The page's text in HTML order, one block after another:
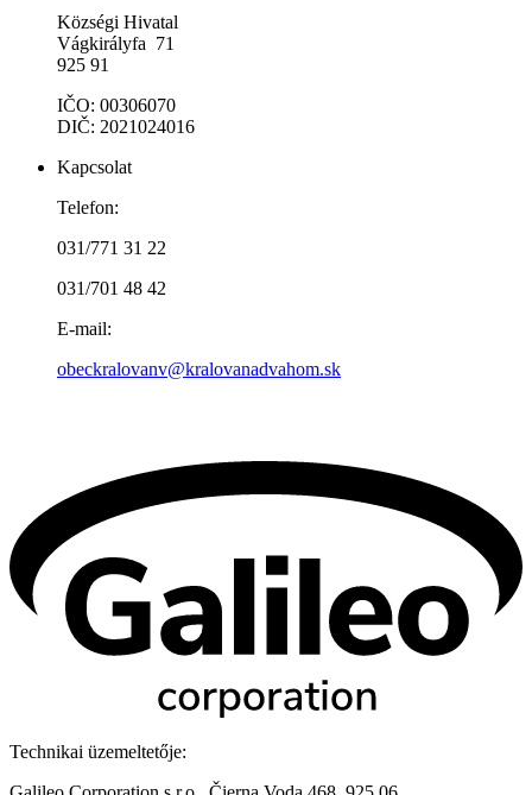
Községi Hivatal
Vágkirályfa 71
925 91
IČO: 00306070
DIČ: 2021024016
Kapcsolat
Telefon:
031/771 31 22
031/701 48 42
E-mail:
obeckralovanv@kralovanadvahom.sk
Technikai üzemeltetője: